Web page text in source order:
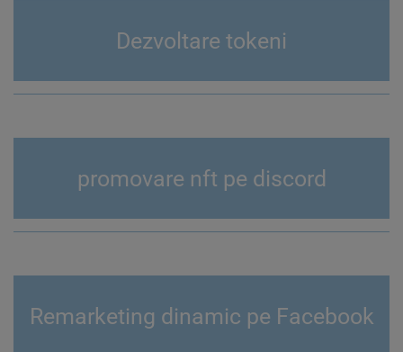
Dezvoltare tokeni
promovare nft pe discord
Remarketing dinamic pe Facebook